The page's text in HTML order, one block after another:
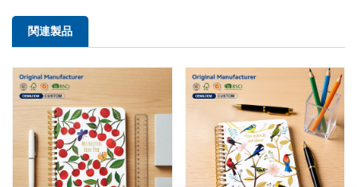
関連製品